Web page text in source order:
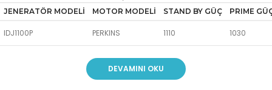
JENERATÖR MODELİ MOTOR MODELİ STAND BY GÜÇ PRIME
IDJ1100P PERKINS 1110 1030
DEVAMINI OKU